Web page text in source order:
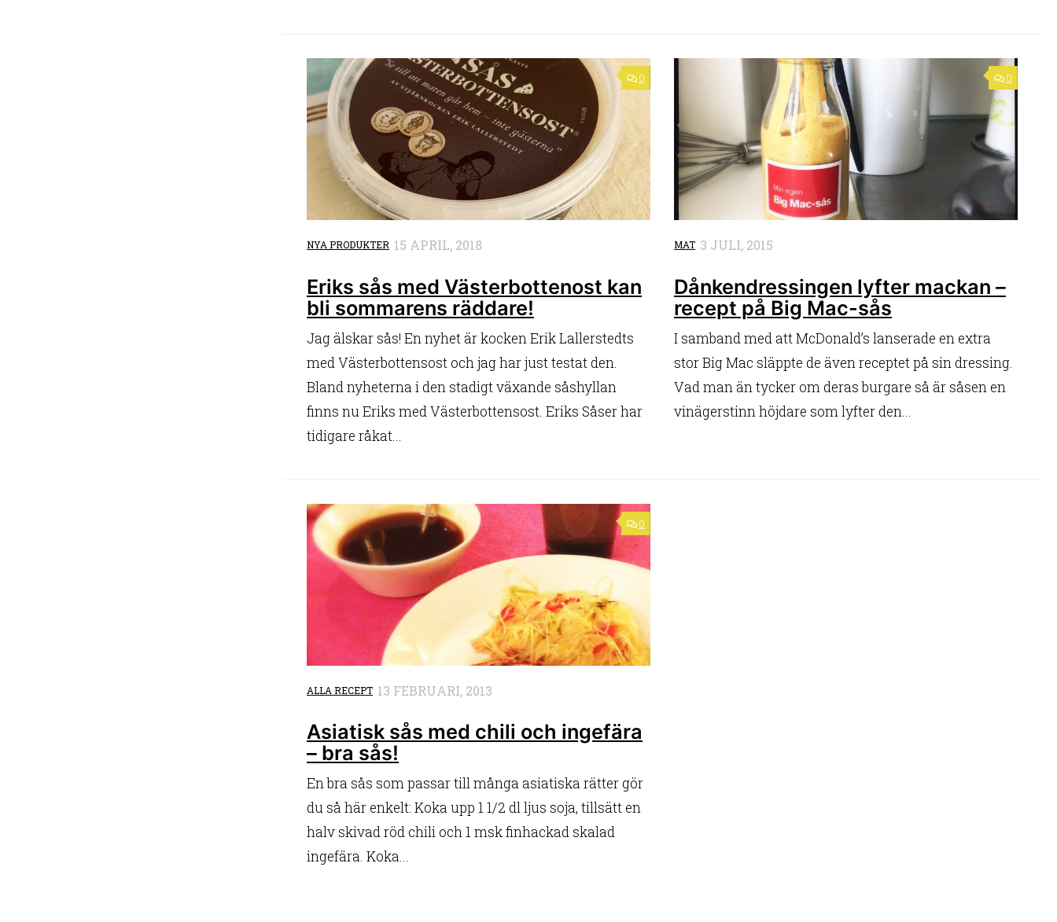
0
NYA PRODUKTER 15 APRIL, 2018
Eriks sås med Västerbottenost kan
bli sommarens räddare!
Jag älskar sås! En nyhet är kocken Erik Lallerstedts
med Västerbottensost och jag har just testat den.
Bland nyheterna i den stadigt växande såshyllan
finns nu Eriks med Västerbottensost. Eriks Såser har
tidigare råkat...
0
MAT 3 JULI, 2015
Dånkendressingen lyfter mackan –
recept på Big Mac-sås
I samband med att McDonald’s lanserade en extra
stor Big Mac släppte de även receptet på sin dressing.
Vad man än tycker om deras burgare så är såsen en
vinägerstinn höjdare som lyfter den...
0
ALLA RECEPT 13 FEBRUARI, 2013
Asiatisk sås med chili och ingefära
– bra sås!
En bra sås som passar till många asiatiska rätter gör
du så här enkelt: Koka upp 1 1/2 dl ljus soja, tillsätt en
halv skivad röd chili och 1 msk finhackad skalad
ingefära. Koka...